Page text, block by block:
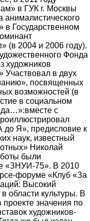
в ГУК г. Москвы
анималистического
в Государственном
(в 2004 и 2006 году).
Фонда
художников
Участвовал в двух
посвященных
возможностей (в
в социальном
с
до Я», предисловие к
наук, известный
Николай
были
«ЗНУИ-75». В 2010
форуме «Клуб «За
Высокий
области культуры. В
проекте значения по
художников-